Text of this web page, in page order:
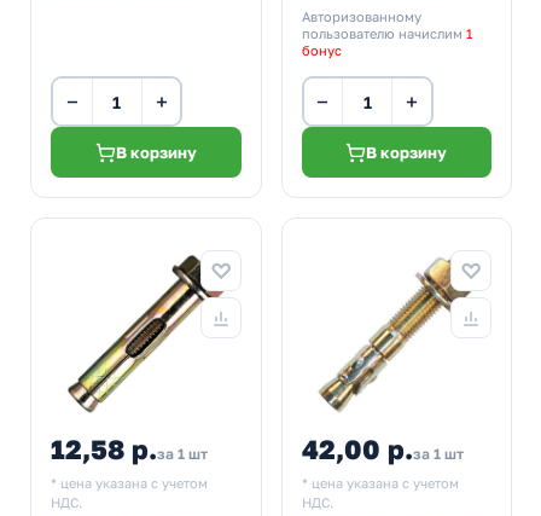
− +
В корзину
Авторизованному
пользователю начислим 1
бонус
− +
В корзину
12,58 р.за 1 шт
* цена указана с учетом
НДС.
42,00 р.за 1 шт
* цена указана с учетом
НДС.